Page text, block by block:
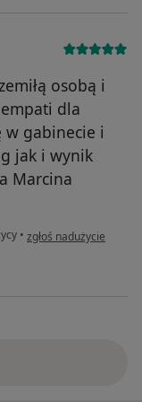
osobą i
dla
w gabinecie i
jak i wynik
Marcina
• w opinii użytkownika
zgłoś nadużycie